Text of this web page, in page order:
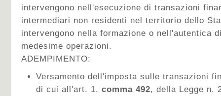
intervengono nell'esecuzione di transazioni
intermediari non residenti nel territorio dello
intervengono nella formazione o nell'autentica
medesime operazioni.
ADEMPIMENTO:
Versamento dell'imposta sulle transazioni
di cui all'art. 1, comma 492, della Legge n.